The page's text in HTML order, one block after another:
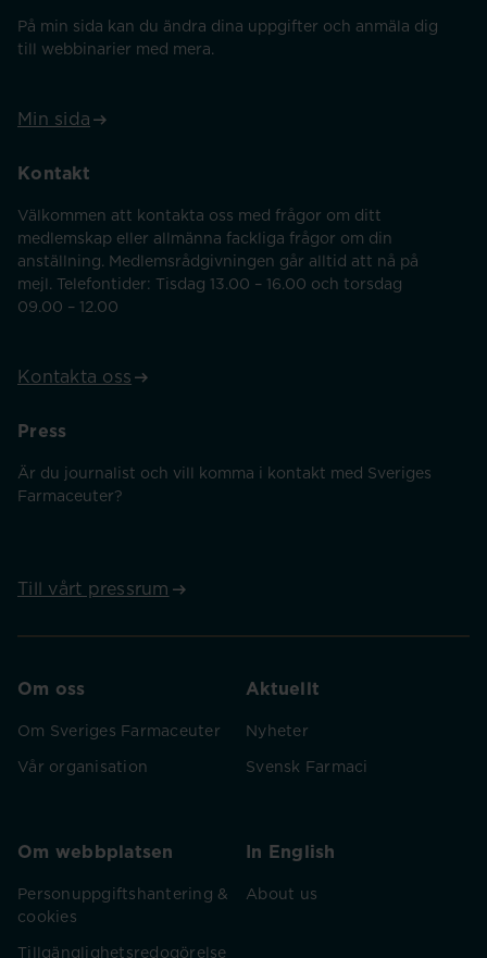
På min sida kan du ändra dina uppgifter och anmäla dig
till webbinarier med mera.
Min sida
Kontakt
Välkommen att kontakta oss med frågor om ditt
medlemskap eller allmänna fackliga frågor om din
anställning. Medlemsrådgivningen går alltid att nå på
mejl. Telefontider: Tisdag 13.00 – 16.00 och torsdag
09.00 – 12.00
Kontakta oss
Press
Är du journalist och vill komma i kontakt med Sveriges
Farmaceuter?
Till vårt pressrum
Om oss
Om Sveriges Farmaceuter
Vår organisation
Aktuellt
Nyheter
Svensk Farmaci
Om webbplatsen
Personuppgiftshantering &
cookies
Tillgänglighetsredogörelse
In English
About us